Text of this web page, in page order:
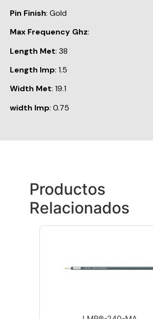
Pin Finish: Gold
Max Frequency Ghz:
Length Met: 38
Length Imp: 1.5
Width Met: 19.1
width Imp: 0.75
Productos
Relacionados